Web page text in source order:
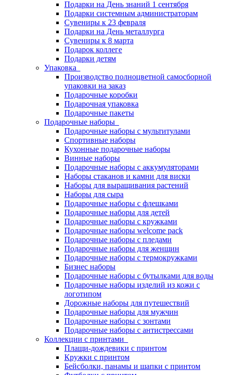
Подарки на День знаний 1 сентября
Подарки системным администраторам
Сувениры к 23 февраля
Подарки на День металлурга
Сувениры к 8 марта
Подарок коллеге
Подарки детям
Упаковка
Производство полноцветной самосборной
упаковки на заказ
Подарочные коробки
Подарочная упаковка
Подарочные пакеты
Подарочные наборы
Подарочные наборы с мультитулами
Спортивные наборы
Кухонные подарочные наборы
Винные наборы
Подарочные наборы с аккумуляторами
Наборы стаканов и камни для виски
Наборы для выращивания растений
Наборы для сыра
Подарочные наборы с флешками
Подарочные наборы для детей
Подарочные наборы с кружками
Подарочные наборы welcome pack
Подарочные наборы с пледами
Подарочные наборы для женщин
Подарочные наборы с термокружками
Бизнес наборы
Подарочные наборы с бутылками для воды
Подарочные наборы изделий из кожи с
логотипом
Дорожные наборы для путешествий
Подарочные наборы для мужчин
Подарочные наборы с зонтами
Подарочные наборы с антистрессами
Коллекции с принтами
Плащи-дождевики с принтом
Кружки с принтом
Бейсболки, панамы и шапки с принтом